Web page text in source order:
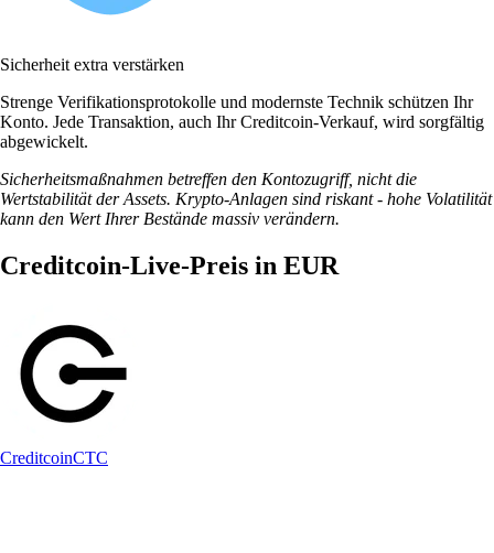
Sicherheit extra verstärken
Strenge Verifikationsprotokolle und modernste Technik schützen Ihr
Konto. Jede Transaktion, auch Ihr Creditcoin-Verkauf, wird sorgfältig
abgewickelt.
Sicherheitsmaßnahmen betreffen den Kontozugriff, nicht die
Wertstabilität der Assets. Krypto-Anlagen sind riskant - hohe Volatilität
kann den Wert Ihrer Bestände massiv verändern.
Creditcoin-Live-Preis in EUR
CreditcoinCTC